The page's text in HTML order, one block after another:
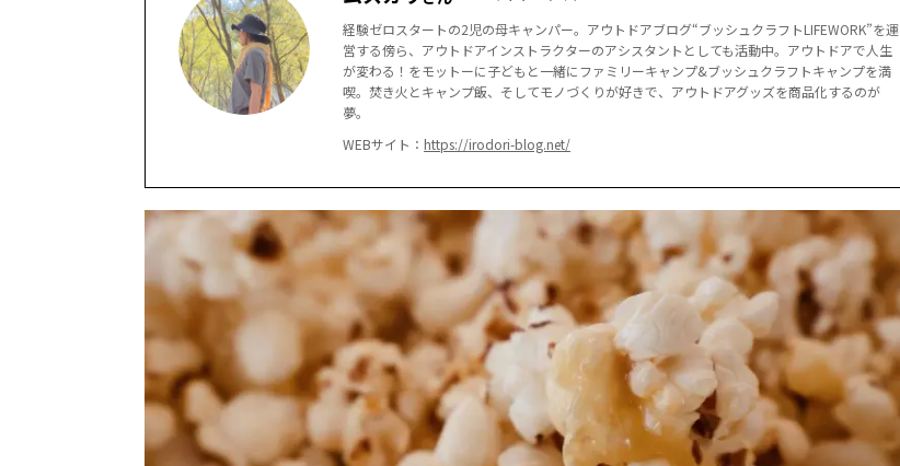
経験ゼロスタートの2児の母キャンパー。アウトドアブログ“ブッシュクラフトLIFEWORK”を運
営する傍ら、アウトドアインストラクターのアシスタントとしても活動中。アウトドアで人生
が変わる！をモットーに子どもと一緒にファミリーキャンプ&ブッシュクラフトキャンプを満
喫。焚き火とキャンプ飯、そしてモノづくりが好きで、アウトドアグッズを商品化するのが
夢。
WEBサイト： https://irodori-blog.net/